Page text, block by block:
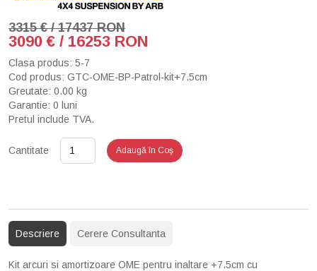
3315 € / 17437 RON
3090 € / 16253 RON
Clasa produs: 5-7
Cod produs: GTC-OME-BP-Patrol-kit+7.5cm
Greutate: 0.00 kg
Garantie: 0 luni
Pretul include TVA.
Cantitate Adaugă în Coş
Descriere Cerere Consultanta
Kit arcuri si amortizoare OME pentru inaltare +7.5cm cu